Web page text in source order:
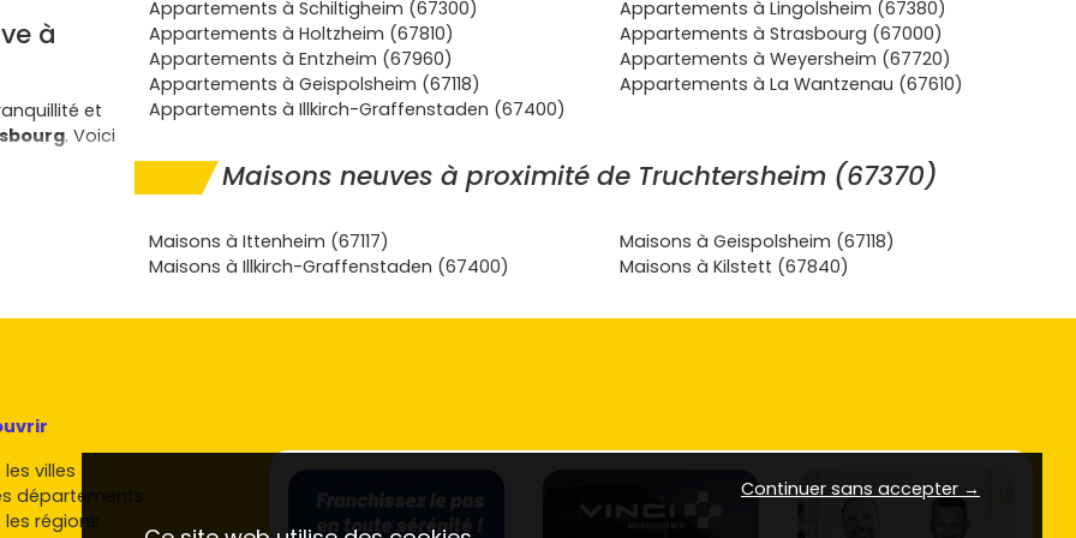
à
et
. Voici
de2 à 3 %
zéro)
Appartements à Schiltigheim (67300)
Appartements à Lingolsheim (67380)
Appartements à Holtzheim (67810)
Appartements à Strasbourg (67000)
Appartements à Entzheim (67960)
Appartements à Weyersheim (67720)
Appartements à Geispolsheim (67118)
Appartements à La Wantzenau (67610)
Appartements à Illkirch-Graffenstaden (67400)
Maisons neuves à proximité de Truchtersheim (67370)
Maisons à Ittenheim (67117)
Maisons à Geispolsheim (67118)
Maisons à Illkirch-Graffenstaden (67400)
Maisons à Kilstett (67840)
villes
départements
régions
Continuer sans accepter →